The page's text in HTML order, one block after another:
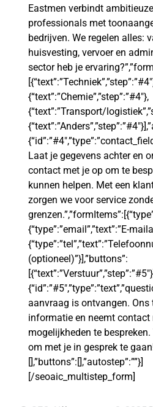
Eastmen verbindt
professionals met
bedrijven. We regelen alles:
huisvesting, vervoer en
sector heb je
{“text”:”Chemie”,”step”:”#4″},
{“text”:”Transport/
Laat je gegevens achter en
contact met je op om te
kunnen helpen. Met een
zorgen we voor service
{“type”:”email”,”text”:”E-
(optioneel)”}],”buttons”:
aanvraag is ontvangen. Ons
informatie en neemt contact
mogelijkheden te
om met je in gesprek te
[],”buttons”:[],”autostep”:””}]
[/seoaic_multistep_form]